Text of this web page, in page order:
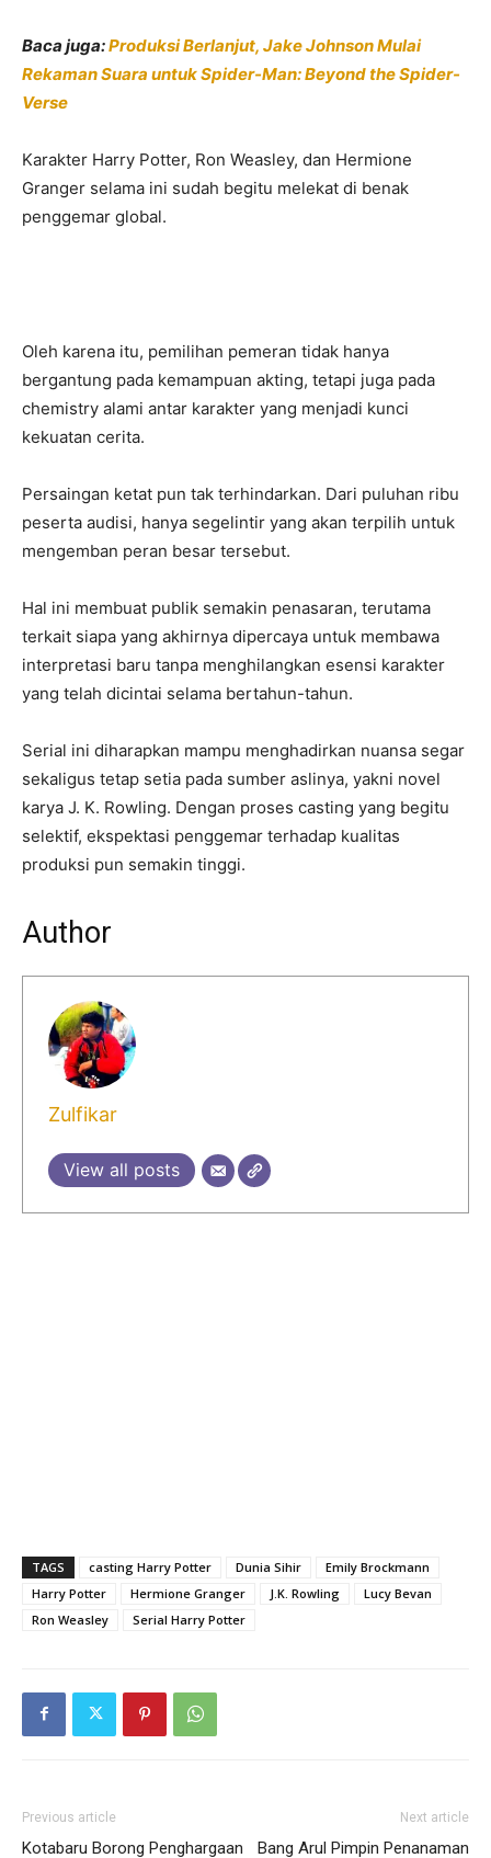
Baca juga:Produksi Berlanjut, Jake Johnson Mulai
Rekaman Suara untuk Spider-Man: Beyond the Spider-
Verse
Karakter Harry Potter, Ron Weasley, dan Hermione
Granger selama ini sudah begitu melekat di benak
penggemar global.
Oleh karena itu, pemilihan pemeran tidak hanya
bergantung pada kemampuan akting, tetapi juga pada
chemistry alami antar karakter yang menjadi kunci
kekuatan cerita.
Persaingan ketat pun tak terhindarkan. Dari puluhan ribu
peserta audisi, hanya segelintir yang akan terpilih untuk
mengemban peran besar tersebut.
Hal ini membuat publik semakin penasaran, terutama
terkait siapa yang akhirnya dipercaya untuk membawa
interpretasi baru tanpa menghilangkan esensi karakter
yang telah dicintai selama bertahun-tahun.
Serial ini diharapkan mampu menghadirkan nuansa segar
sekaligus tetap setia pada sumber aslinya, yakni novel
karya J. K. Rowling. Dengan proses casting yang begitu
selektif, ekspektasi penggemar terhadap kualitas
produksi pun semakin tinggi.
Author
Zulfikar
View all posts
TAGS casting Harry Potter Dunia Sihir
Emily Brockmann
Harry Potter
Hermione Granger J.K. Rowling
Lucy Bevan
Ron Weasley
Serial Harry Potter
Previous article
Kotabaru Borong Penghargaan
Next article
Bang Arul Pimpin Penanaman